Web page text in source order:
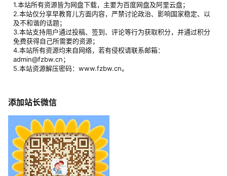
1.本站所有资源皆为网盘下载，主要为百度网盘及阿里云盘；
2.本站仅分享早教育儿方面内容，严禁讨论政治、影响国家稳定、以
及不和谐的话题；
3.本站支持用户通过投稿、签到、评论等行为获取积分，并通过积分
免费获得自己所需要的资源；
4.本站所有资源均来自网络，若有侵权请联系邮箱：
admin@fzbw.cn；
5.本站资源解压密码：www.fzbw.cn。
添加站长微信